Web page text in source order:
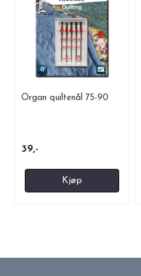
Organ quiltenål 75-90
39,-
Kjøp